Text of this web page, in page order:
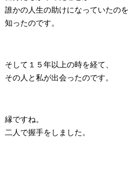
誰かの人生の助けになっていたのを
知ったのです。
そして１５年以上の時を経て、
その人と私が出会ったのです。
縁ですね。
二人で握手をしました。